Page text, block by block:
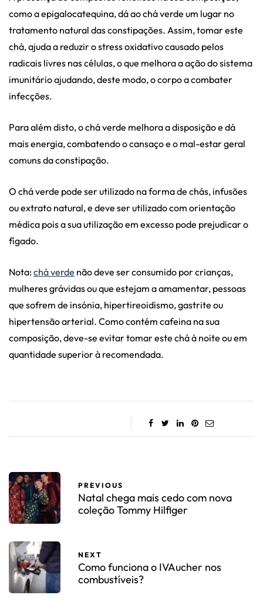
como a epigalocatequina, dá ao chá verde um lugar no
tratamento natural das constipações. Assim, tomar este
chá, ajuda a reduzir o stress oxidativo causado pelos
radicais livres nas células, o que melhora a ação do sistema
imunitário ajudando, deste modo, o corpo a combater
infecções.
Para além disto, o chá verde melhora a disposição e dá
mais energia, combatendo o cansaço e o mal-estar geral
comuns da constipação.
O chá verde pode ser utilizado na forma de chás, infusões
ou extrato natural, e deve ser utilizado com orientação
médica pois a sua utilização em excesso pode prejudicar o
fígado.
Nota:chá verde não deve ser consumido por crianças,
mulheres grávidas ou que estejam a amamentar, pessoas
que sofrem de insónia, hipertireoidismo, gastrite ou
hipertensão arterial. Como contém cafeina na sua
composição, deve-se evitar tomar este chá à noite ou em
quantidade superior à recomendada.
PREVIOUS
Natal chega mais cedo com nova
coleção Tommy Hilfiger
NEXT
Como funciona o IVAucher nos
combustíveis?